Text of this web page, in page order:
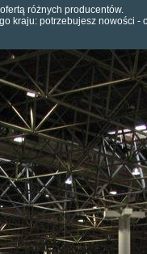
różnych producentów.
kraju: potrzebujesz nowości -